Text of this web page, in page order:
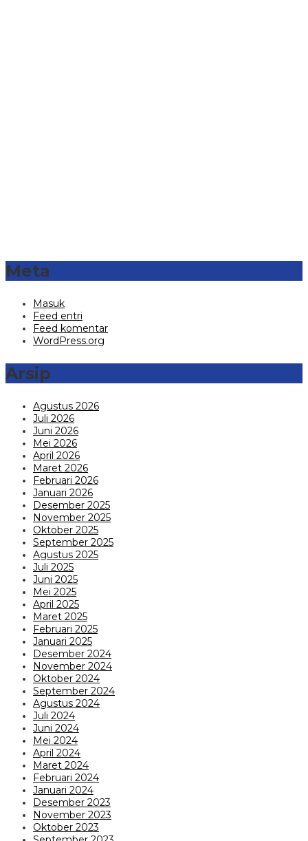
Meta
Masuk
Feed entri
Feed komentar
WordPress.org
Arsip
Agustus 2026
Juli 2026
Juni 2026
Mei 2026
April 2026
Maret 2026
Februari 2026
Januari 2026
Desember 2025
November 2025
Oktober 2025
September 2025
Agustus 2025
Juli 2025
Juni 2025
Mei 2025
April 2025
Maret 2025
Februari 2025
Januari 2025
Desember 2024
November 2024
Oktober 2024
September 2024
Agustus 2024
Juli 2024
Juni 2024
Mei 2024
April 2024
Maret 2024
Februari 2024
Januari 2024
Desember 2023
November 2023
Oktober 2023